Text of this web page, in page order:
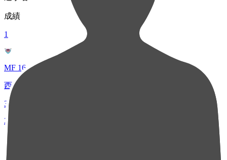
成績
1
MF 16
西澤 健太
37
2
MF 17